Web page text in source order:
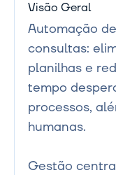
Visão Geral
Automação
consultas:
planilhas e
tempo
processos,
humanas.
Gestão